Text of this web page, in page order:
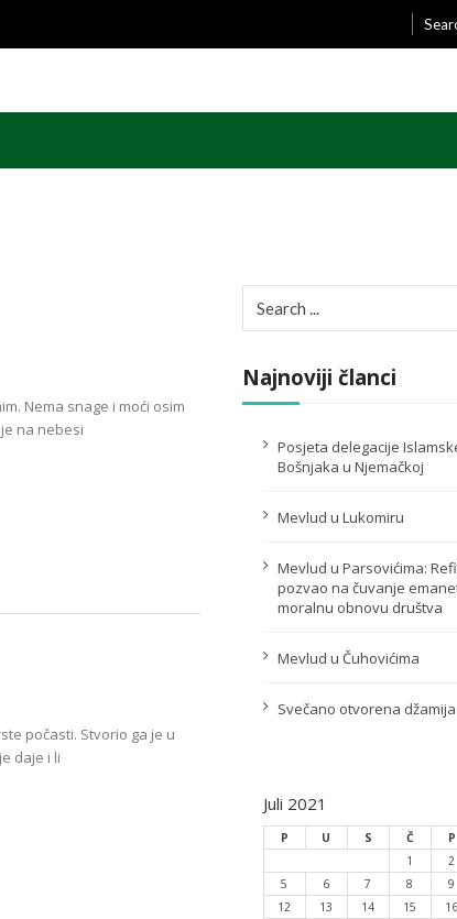
for:
Nema snage i moći osim
na nebesi
počasti. Stvorio ga je u
daje i li
for:
Najnoviji članci
Posjeta delegacije
Bošnjaka u Njemačkoj
Mevlud u Lukomiru
Mevlud u Parsovićima:
pozvao na čuvanje
moralnu obnovu društva
Mevlud u Čuhovićima
Svečano otvorena
Juli 2021
P U S Č P
1
2
5
6 7 8 9
12
13 14 15 16